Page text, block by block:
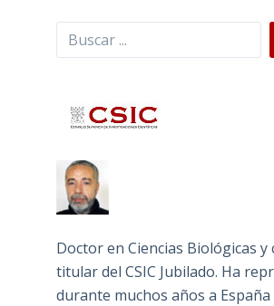
Buscar
Doctor en Ciencias Biológicas y
titular del CSIC Jubilado. Ha
durante muchos años a